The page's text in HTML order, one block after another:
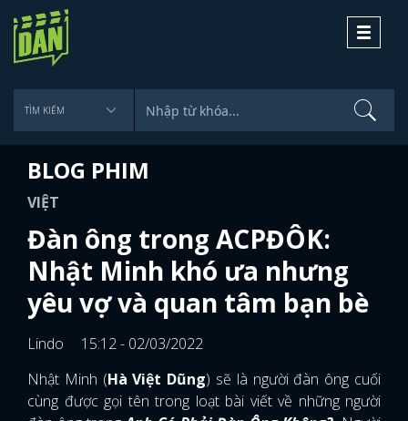
Toggle
BLOG PHIM
VIỆT
Đàn ông trong ACPĐÔK:
Nhật Minh khó ưa nhưng
yêu vợ và quan tâm bạn bè
Lindo
15:12 - 02/03/2022
Nhật Minh (Hà Việt Dũng) sẽ là người đàn ông cuối
cùng được gọi tên trong loạt bài viết về những người